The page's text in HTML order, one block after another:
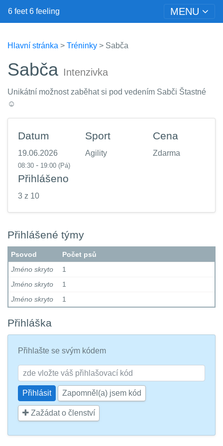
6 feet 6 feeling MENU
Hlavní stránka > Tréninky > Sabča
Sabča Intenzivka
Unikátní možnost zaběhat si pod vedením Sabči Štastné
☺️
Datum
19.06.2026
08:30 - 19:00 (Pá)
Sport
Agility
Cena
Zdarma
Přihlášeno
3 z 10
Přihlášené týmy
Psovod
Počet psů
Jméno skryto
1
Jméno skryto
1
Jméno skryto
1
Přihláška
Přihlašte se svým kódem
Zapomněl(a) jsem kód
Zažádat o členství